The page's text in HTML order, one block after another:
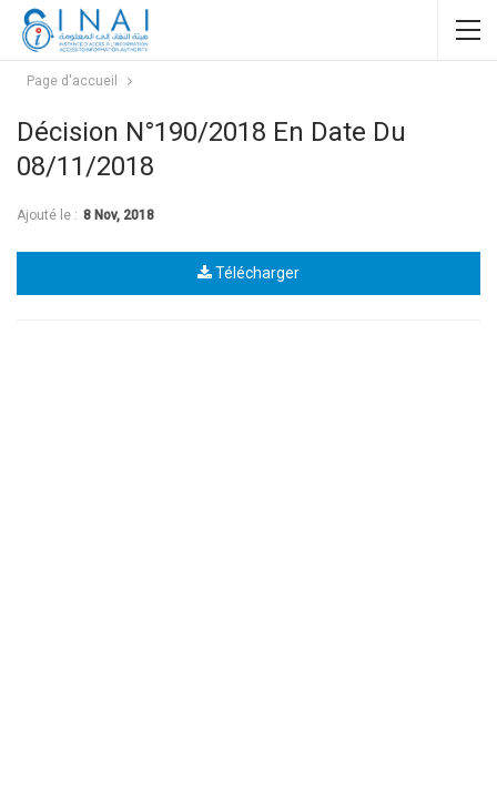
Page d'accueil
Décision N°190/2018 En Date Du
08/11/2018
Ajouté le : 8 Nov, 2018
Télécharger